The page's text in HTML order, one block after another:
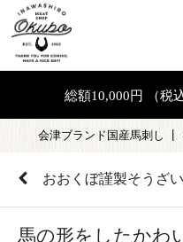
総額10,000円 （税
会津ブランド国産馬刺し
おおくぼ謹製そうざい
馬の形をしたかわ